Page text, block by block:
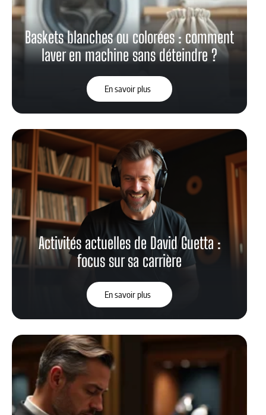
Baskets blanches ou colorées : comment
laver en machine sans déteindre ?
En savoir plus
Activités actuelles de David Guetta :
focus sur sa carrière
En savoir plus